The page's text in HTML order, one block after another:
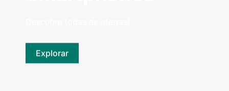
Explorar